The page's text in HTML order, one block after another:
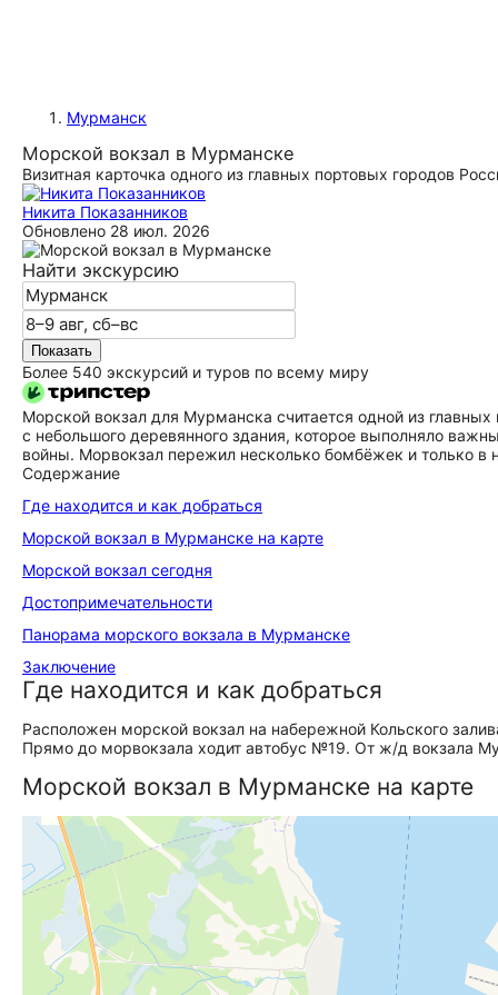
Мурманск
Морской вокзал в Мурманске
Визитная карточка одного из главных портовых городов
Никита Показанников
Обновлено 28 июл. 2026
Найти экскурсию
Показать
Более 540 экскурсий и туров по всему миру
Морской вокзал для Мурманска считается одной из
с небольшого деревянного здания, которое выполняло
войны. Морвокзал пережил несколько бомбёжек и только в
Содержание
Где находится и как добраться
Морской вокзал в Мурманске на карте
Морской вокзал сегодня
До­сто­при­ме­ча­тель­но­сти
Панорама морского вокзала в Мурманске
Заключение
Где находится и как добраться
Расположен морской вокзал на набережной Кольского
Прямо до морвокзала ходит автобус №19. От ж/д вокзала
Морской вокзал в Мурманске на карте